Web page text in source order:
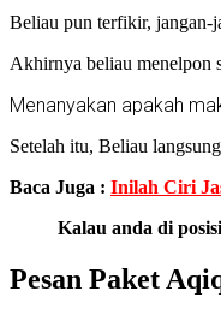
Beliau pun terfikir, jangan-
Akhirnya beliau menelpon
Menanyakan apakah
Setelah itu, Beliau
Baca Juga : Inilah Ciri
Kalau anda di
Pesan Paket